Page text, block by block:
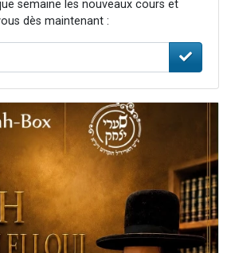
semaine les nouveaux cours et
dès maintenant :